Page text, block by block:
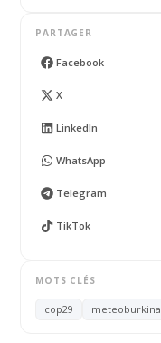
PARTAGER
Facebook
X
LinkedIn
WhatsApp
Telegram
TikTok
MOTS CLÉS
cop29 meteoburkina